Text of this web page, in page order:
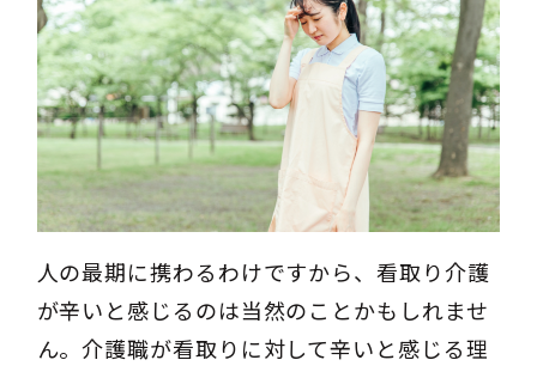
人の最期に携わるわけですから、看取り介護
が辛いと感じるのは当然のことかもしれませ
ん。介護職が看取りに対して辛いと感じる理